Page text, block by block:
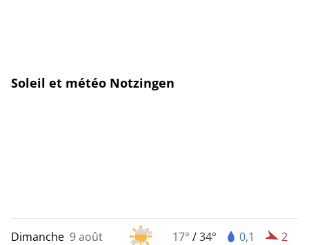
Soleil et météo Notzingen
Dimanche 9 août 17° /34° 0,1 2